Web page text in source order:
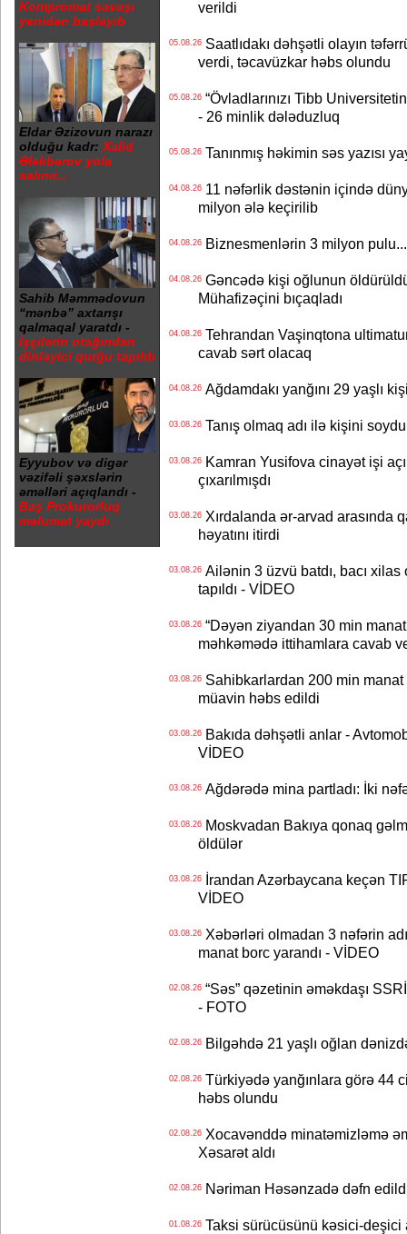
Kompromat savaşı
yenidən başlayıb
Eldar Əzizovun narazı
olduğu kadr: Xalid
Ələkbərov yola
salınır...
Sahib Məmmədovun
“mənbə” axtarışı
qalmaqal yaratdı -
İşçilərin otağından
dinləyici qurğu tapılıb
Eyyubov və digər
vəzifəli şəxslərin
əməlləri açıqlandı -
Baş Prokurorluq
məlumat yaydı
verildi
05.08.26Saatlıdakı dəhşətli olayın
verdi, təcavüzkar həbs olundu
05.08.26“Övladlarınızı Tibb
- 26 minlik dələduzluq
05.08.26Tanınmış həkimin səs yazısı
04.08.2611 nəfərlik dəstənin içində
milyon ələ keçirilib
04.08.26Biznesmenlərin 3 milyon
04.08.26Gəncədə kişi oğlunun
Mühafizəçini bıçaqladı
04.08.26Tehrandan Vaşinqtona
cavab sərt olacaq
04.08.26Ağdamdakı yanğını 29 yaşlı
03.08.26Tanış olmaq adı ilə kişini
03.08.26Kamran Yusifova cinayət işi
çıxarılmışdı
03.08.26Xırdalanda ər-arvad arasında
həyatını itirdi
03.08.26Ailənin 3 üzvü batdı, bacı xilas
tapıldı - VİDEO
03.08.26“Dəyən ziyandan 30 min
məhkəmədə ittihamlara cavab
03.08.26Sahibkarlardan 200 min manat
müavin həbs edildi
03.08.26Bakıda dəhşətli anlar -
VİDEO
03.08.26Ağdərədə mina partladı: İki
03.08.26Moskvadan Bakıya qonaq
öldülər
03.08.26İrandan Azərbaycana keçən
VİDEO
03.08.26Xəbərləri olmadan 3 nəfərin
manat borc yarandı - VİDEO
02.08.26“Səs” qəzetinin əməkdaşı
- FOTO
02.08.26Bilgəhdə 21 yaşlı oğlan
02.08.26Türkiyədə yanğınlara görə 44
həbs olundu
02.08.26Xocavənddə minatəmizləmə
Xəsarət aldı
02.08.26Nəriman Həsənzadə dəfn
01.08.26Taksi sürücüsünü kəsici-deşici